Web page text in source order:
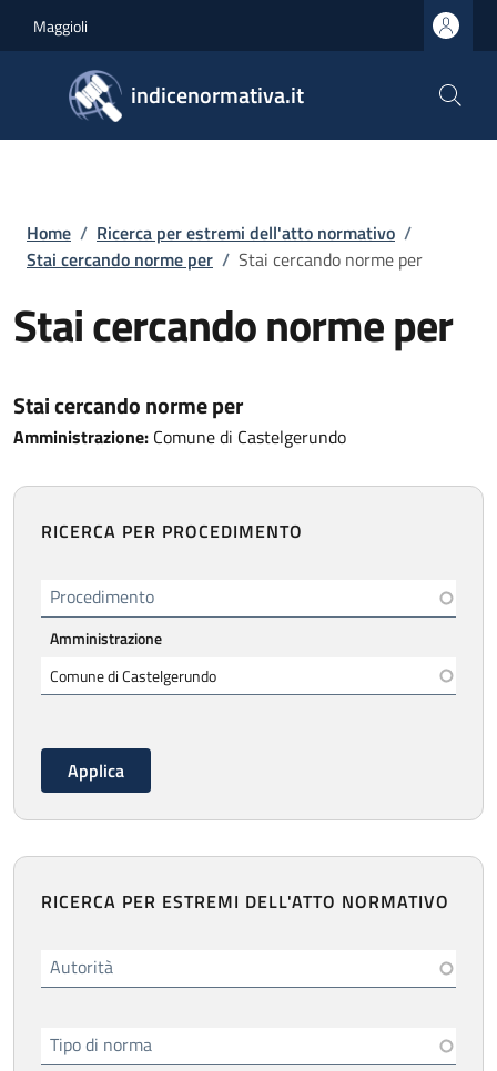
Maggioli
indicenormativa.it
Briciole di pane
Home / Ricerca per estremi dell'atto normativo /
Stai cercando norme per / Stai cercando norme per
Stai cercando norme per
Stai cercando norme per
Amministrazione: Comune di Castelgerundo
RICERCA PER PROCEDIMENTO
Procedimento
Amministrazione
RICERCA PER ESTREMI DELL'ATTO NORMATIVO
Autorità
Tipo di norma